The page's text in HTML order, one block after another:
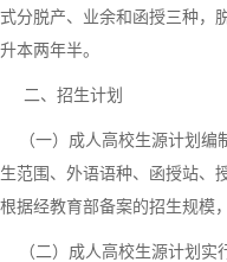
式分脱产、业余和函授三种，
升本两年半。
二、招生计划
（一）成人高校生源计划编
生范围、外语语种、函授站、
根据经教育部备案的招生规模
（二）成人高校生源计划实